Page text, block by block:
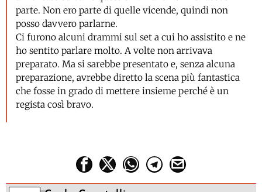
parte. Non ero parte di quelle vicende, quindi non
posso davvero parlarne.
Ci furono alcuni drammi sul set a cui ho assistito e ne
ho sentito parlare molto. A volte non arrivava
preparato. Ma si sarebbe presentato e, senza alcuna
preparazione, avrebbe diretto la scena più fantastica
che fosse in grado di mettere insieme perché è un
regista così bravo.